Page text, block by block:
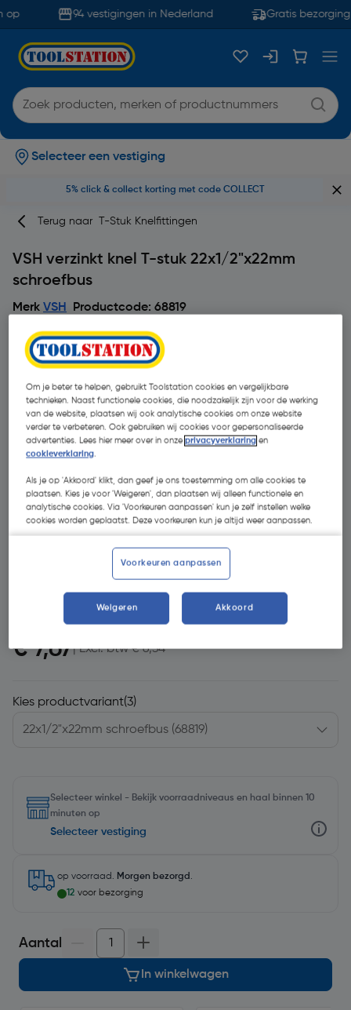
94 vestigingen in Nederland Gratis bezorging
Selecteer een vestiging
5% click & collect korting met code COLLECT
Terug naar T-Stuk Knelfittingen
VSH verzinkt knel T-stuk 22x1/2"x22mm
schroefbus
Merk VSH Productcode: 68819
3 beoordeling(en)
- 58 %
€ 7,67| Excl. btw € 6,34
Kies productvariant(3)
Selecteer winkel - Bekijk voorraadniveaus en haal binnen 10
minuten op
Selecteer vestiging
op voorraad. Morgen bezorgd .
12 voor bezorging
Aantal
In winkelwagen
Om je beter te helpen, gebruikt Toolstation cookies en vergelijkbare
technieken. Naast functionele cookies, die noodzakelijk zijn voor de werking
van de website, plaatsen wij ook analytische cookies om onze website
verder te verbeteren. Ook gebruiken wij cookies voor gepersonaliseerde
advertenties. Lees hier meer over in onzeprivacyverklaring en
cookieverklaring.
Als je op 'Akkoord' klikt, dan geef je ons toestemming om alle cookies te
plaatsen. Kies je voor 'Weigeren', dan plaatsen wij alleen functionele en
analytische cookies. Via 'Voorkeuren aanpassen' kun je zelf instellen welke
cookies worden geplaatst. Deze voorkeuren kun je altijd weer aanpassen.
Voorkeuren aanpassen
Weigeren Akkoord